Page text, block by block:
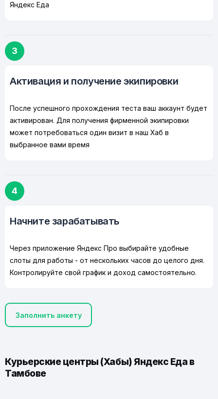
Яндекс Еда
3
Активация и получение экипировки
После успешного прохождения теста ваш аккаунт будет
активирован. Для получения фирменной экипировки
может потребоваться один визит в наш Хаб в
выбранное вами время
4
Начните зарабатывать
Через приложение Яндекс Про выбирайте удобные
слоты для работы - от нескольких часов до целого дня.
Контролируйте свой график и доход самостоятельно.
Заполнить анкету
Курьерские центры (Хабы) Яндекс Еда в
Тамбове